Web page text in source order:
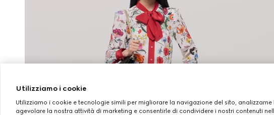
Utilizziamo i cookie
Utilizziamo i cookie e tecnologie simili per migliorare la navigazione del sito, analizzarne
agevolare la nostra attività di marketing e consentirle di condividere i nostri contenuti